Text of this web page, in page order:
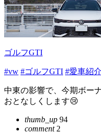
ゴルフGTI
#vw #ゴルフGTI #愛車紹介
中東の影響で、今期ボー
おとなしくします😢
thumb_up 94
comment2